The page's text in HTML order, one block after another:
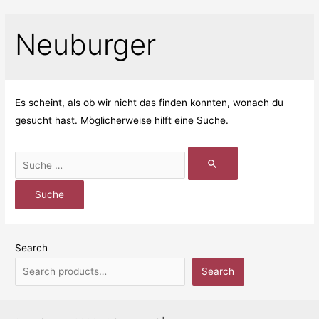
Neuburger
Es scheint, als ob wir nicht das finden konnten, wonach du
gesucht hast. Möglicherweise hilft eine Suche.
Search
Search